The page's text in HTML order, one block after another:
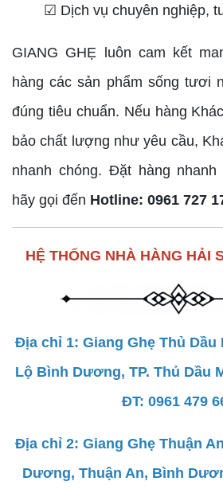
☑ Dịch vụ chuyên nghiệp,
GIANG GHẸ luôn cam kết
hàng các sản phẩm sống tươi
đúng tiêu chuẩn. Nếu hàng
bảo chất lượng như yêu cầu,
nhanh chóng. Đặt hàng nhanh
hãy gọi đến Hotline: 0961 727
HỆ THỐNG NHÀ HÀNG HẢI
Địa chỉ 1: Giang Ghẹ Thủ Dầu
Lộ Bình Dương, TP. Thủ Dầu
ĐT: 0961 479
Địa chỉ 2: Giang Ghẹ Thuận
Dương, Thuận An, Bình